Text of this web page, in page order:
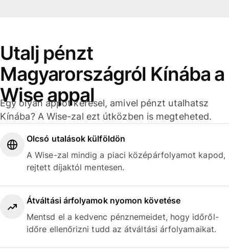
Utalj pénzt
Magyarországról Kínába a
Wise appal
Egy olyan appot keresel, amivel pénzt utalhatsz
Kínába? A Wise-zal ezt útközben is megteheted.
Olcsó utalások külföldön
A Wise-zal mindig a piaci középárfolyamot kapod,
rejtett díjaktól mentesen.
Átváltási árfolyamok nyomon követése
Mentsd el a kedvenc pénznemeidet, hogy időről-
időre ellenőrizni tudd az átváltási árfolyamaikat.